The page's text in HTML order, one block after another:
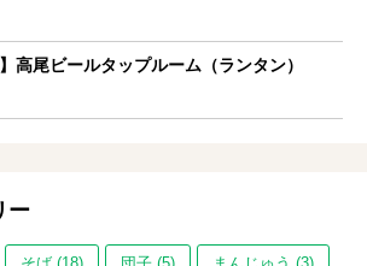
】高尾ビールタップルーム（ランタン）
ー